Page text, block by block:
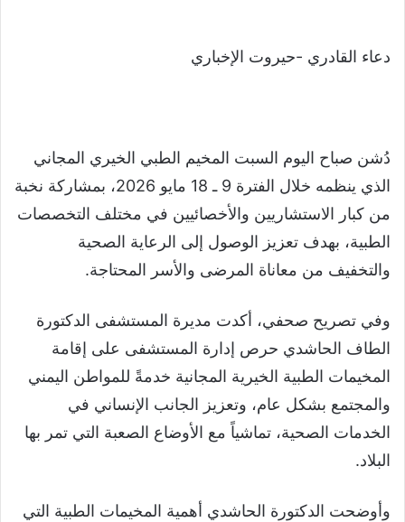
دعاء القادري -حيروت الإخباري
دُشن صباح اليوم السبت المخيم الطبي الخيري المجاني
الذي ينظمه خلال الفترة 9 ـ 18 مايو 2026، بمشاركة نخبة
من كبار الاستشاريين والأخصائيين في مختلف التخصصات
الطبية، بهدف تعزيز الوصول إلى الرعاية الصحية
والتخفيف من معاناة المرضى والأسر المحتاجة.
وفي تصريح صحفي، أكدت مديرة المستشفى الدكتورة
الطاف الحاشدي حرص إدارة المستشفى على إقامة
المخيمات الطبية الخيرية المجانية خدمةً للمواطن اليمني
والمجتمع بشكل عام، وتعزيز الجانب الإنساني في
الخدمات الصحية، تماشياً مع الأوضاع الصعبة التي تمر بها
البلاد.
وأوضحت الدكتورة الحاشدي أهمية المخيمات الطبية التي